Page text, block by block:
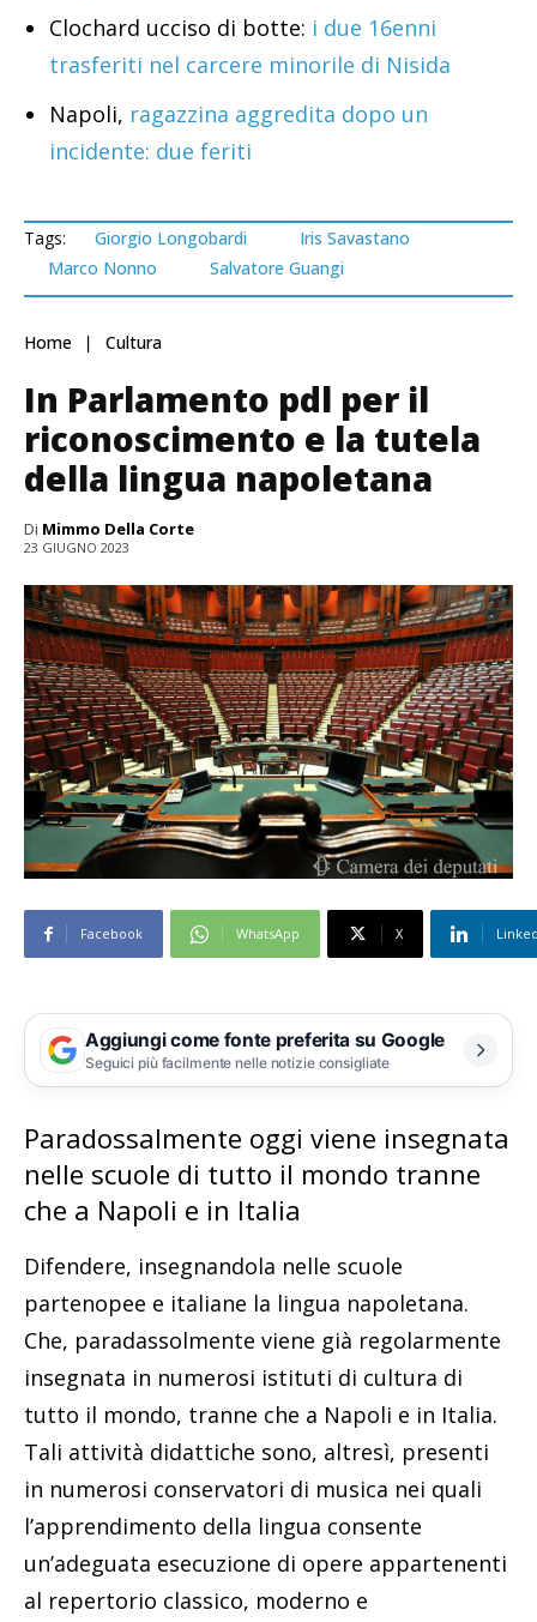
Clochard ucciso di botte: i due 16enni
trasferiti nel carcere minorile di Nisida
Napoli, ragazzina aggredita dopo un
incidente: due feriti
Tags: Giorgio Longobardi
Iris Savastano
Marco Nonno
Salvatore Guangi
Home Cultura
In Parlamento pdl per il
riconoscimento e la tutela
della lingua napoletana
Di Mimmo Della Corte
23 GIUGNO 2023
Facebook WhatsApp X
Aggiungi come fonte preferita su Google
Seguici più facilmente nelle notizie consigliate
Paradossalmente oggi viene insegnata
nelle scuole di tutto il mondo tranne
che a Napoli e in Italia
Difendere, insegnandola nelle scuole
partenopee e italiane la lingua napoletana.
Che, paradassolmente viene già regolarmente
insegnata in numerosi istituti di cultura di
tutto il mondo, tranne che a Napoli e in Italia.
Tali attività didattiche sono, altresì, presenti
in numerosi conservatori di musica nei quali
l’apprendimento della lingua consente
un’adeguata esecuzione di opere appartenenti
al repertorio classico, moderno e